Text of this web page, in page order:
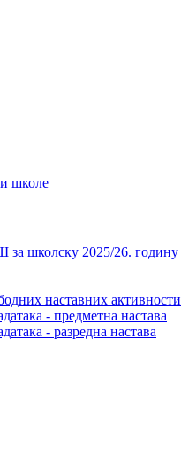
школе
школску 2025/26. годину
наставних активности
- предметна настава
- разредна настава